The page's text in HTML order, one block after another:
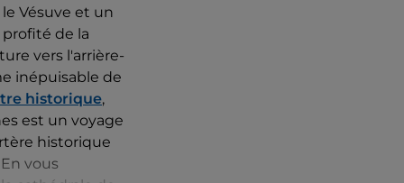
Vésuve et un
de la
vers l'arrière-
inépuisable de
historique,
est un voyage
historique
vous